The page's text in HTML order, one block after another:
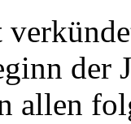
der
allen